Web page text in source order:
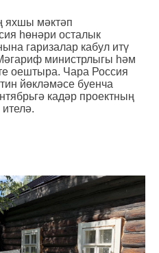
яхшы мәктәп
һөнәри осталык
гаризалар кабул итү
министрлыгы һәм
оештыра. Чара Россия
йөкләмәсе буенча
кадәр проектның